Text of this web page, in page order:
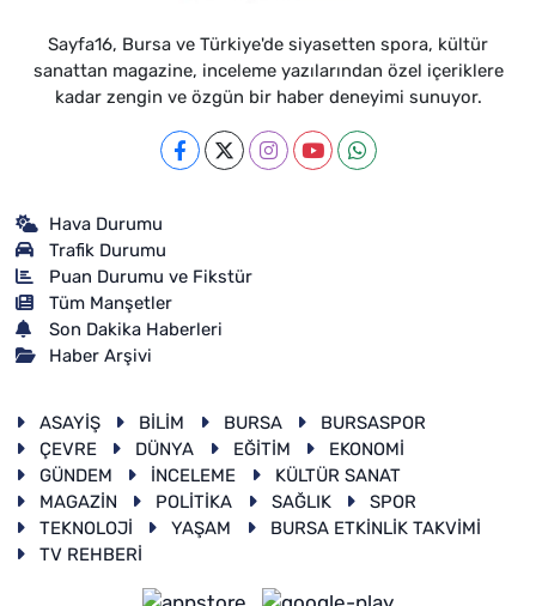
Sayfa16, Bursa ve Türkiye'de siyasetten spora, kültür
sanattan magazine, inceleme yazılarından özel içeriklere
kadar zengin ve özgün bir haber deneyimi sunuyor.
Hava Durumu
Trafik Durumu
Puan Durumu ve Fikstür
Tüm Manşetler
Son Dakika Haberleri
Haber Arşivi
ASAYİŞ BİLİM BURSA
BURSASPOR
ÇEVRE
DÜNYA EĞİTİM
EKONOMİ
GÜNDEM
İNCELEME
KÜLTÜR SANAT
MAGAZİN
POLİTİKA SAĞLIK
SPOR
TEKNOLOJİ
YAŞAM
BURSA ETKİNLİK TAKVİMİ
TV REHBERİ